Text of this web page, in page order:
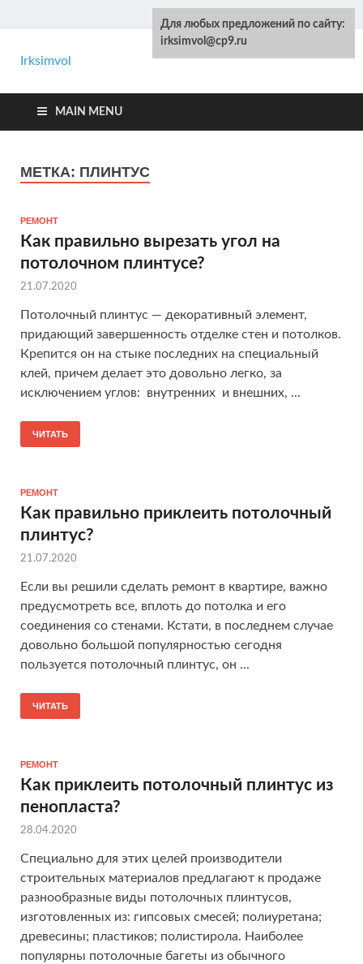
Irksimvol
Kelot.ru
MAIN MENU
МЕТКА: ПЛИНТУС
РЕМОНТ
Как правильно вырезать угол на
потолочном плинтусе?
21.07.2020
Потолочный плинтус — декоративный элемент,
придающий завершенность отделке стен и потолков.
Крепится он на стыке последних на специальный
клей, причем делает это довольно легко, за
исключением углов: внутренних и внешних, ...
ЧИТАТЬ
РЕМОНТ
Как правильно приклеить потолочный
плинтус?
21.07.2020
Если вы решили сделать ремонт в квартире, важно
предусмотреть все, вплоть до потолка и его
соединения со стенами. Кстати, в последнем случае
довольно большой популярностью сегодня
пользуется потолочный плинтус, он ...
ЧИТАТЬ
РЕМОНТ
Как приклеить потолочный плинтус из
пенопласта?
28.04.2020
Специально для этих целей производители
строительных материалов предлагают к продаже
разнообразные виды потолочных плинтусов,
изготовленных из: гипсовых смесей; полиуретана;
древесины; пластиков; полистирола. Наиболее
популярны потолочные багеты из обычного
Для любых предложений по сайту:
irksimvol@cp9.ru